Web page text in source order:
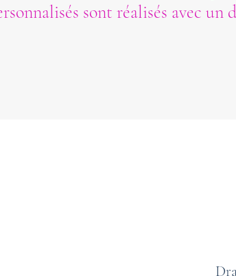
sont réalisés avec un